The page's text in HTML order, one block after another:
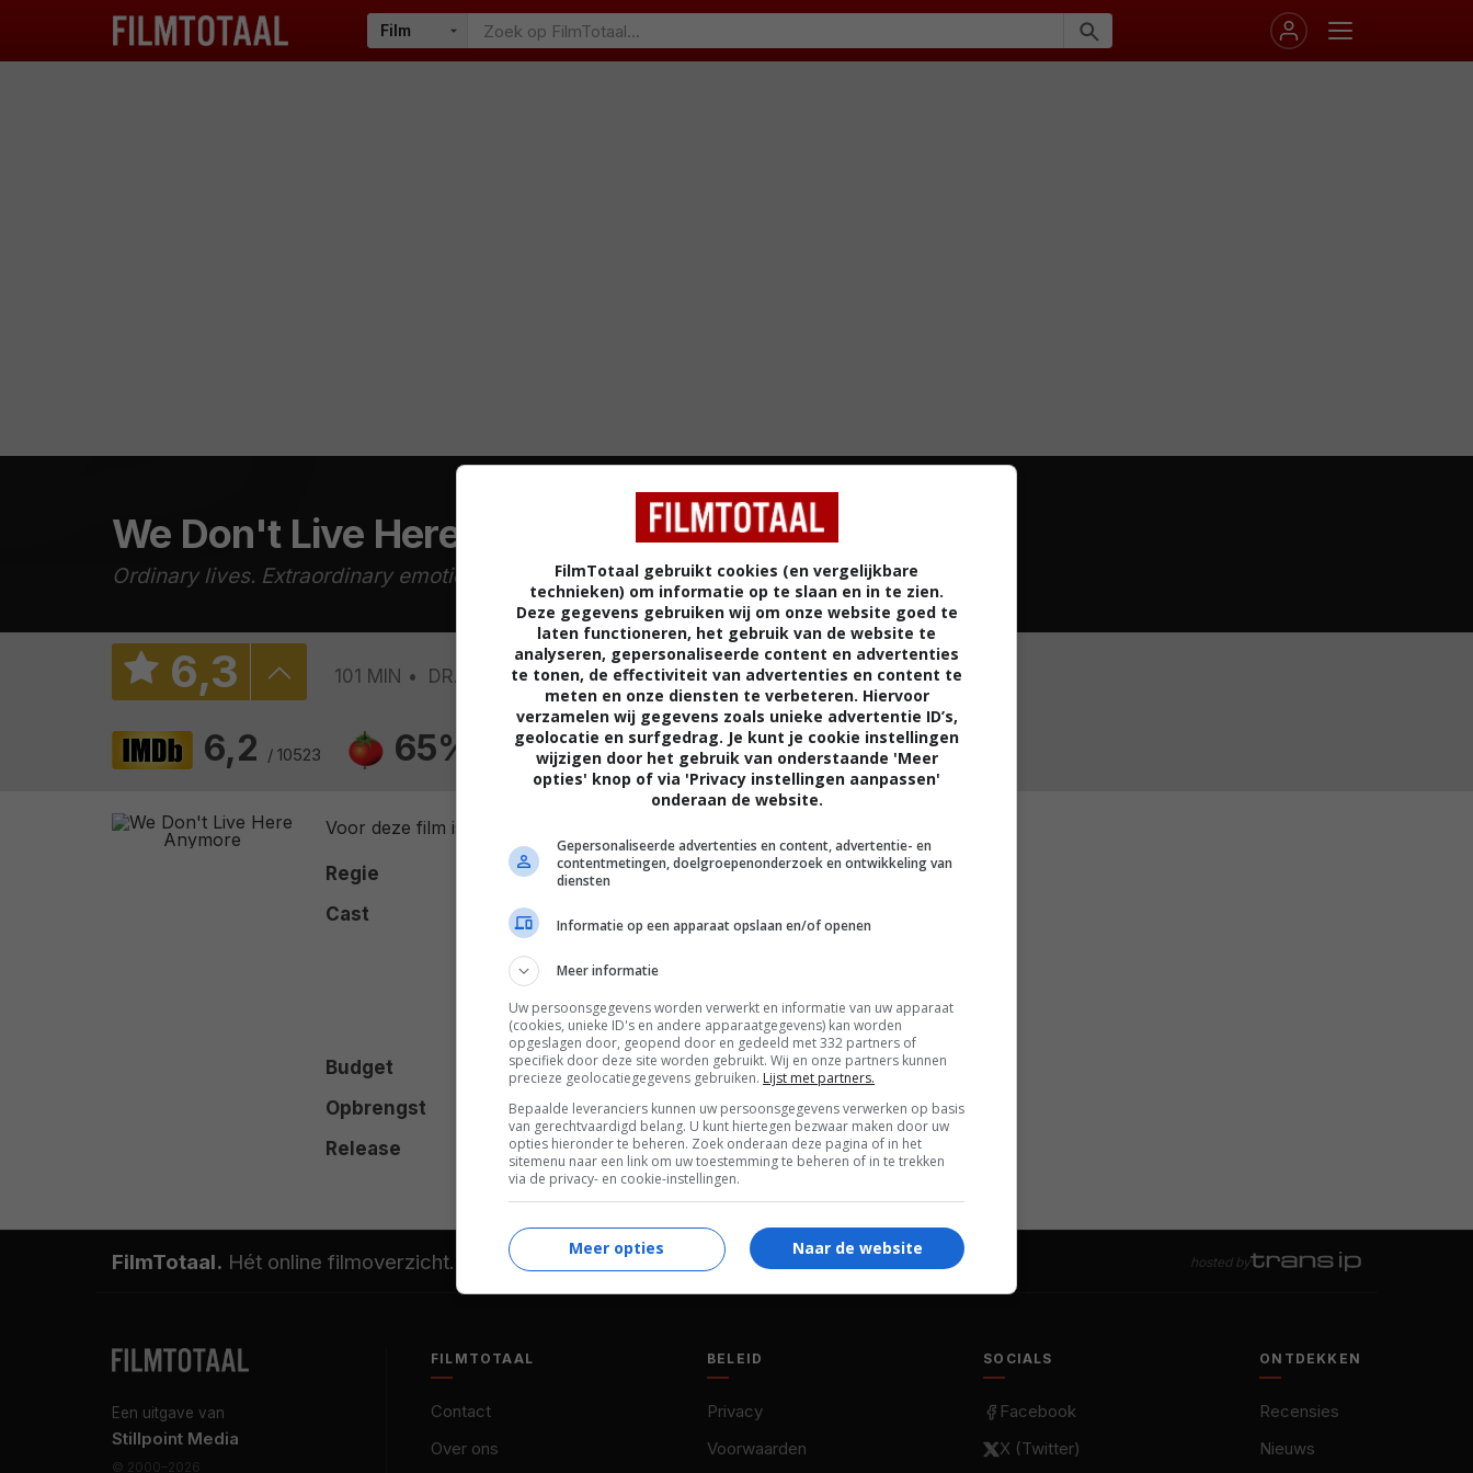
We Don't Live Here Anymore (2004)
Ordinary lives. Extraordinary emotions.
6,3 101 MIN DRAMA ROMANTIEK VERENIGDE STATEN CANADA
6,2 / 10523 65% 3,1/ 110 66/ 37
Voor deze film is helaas nog geen beschrijving beschikbaar.
Regie John Curran.
Cast
Laura Dern Naomi Watts
Charles
Page,Jennifer Bishop
Amber Rothwell,Meg Roe, Jim Francis,
Patrick Earley.
Budget
$ 3.000.000
Opbrengst
$ 2.037.545
Release
20.01.2004
FilmTotaal. Hét online filmoverzicht. hosted by
Een uitgave van
Stillpoint Media
© 2000–2026
FILMTOTAAL
Contact
Over ons
BELEID
Privacy
Voorwaarden
SOCIALS
Facebook
X (Twitter)
ONTDEKKEN
Recensies
Nieuws
FilmTotaal gebruikt cookies (en vergelijkbare
technieken) om informatie op te slaan en in te zien.
Deze gegevens gebruiken wij om onze website goed te
laten functioneren, het gebruik van de website te
analyseren, gepersonaliseerde content en advertenties
te tonen, de effectiviteit van advertenties en content te
meten en onze diensten te verbeteren. Hiervoor
verzamelen wij gegevens zoals unieke advertentie ID’s,
geolocatie en surfgedrag. Je kunt je cookie instellingen
wijzigen door het gebruik van onderstaande 'Meer
opties' knop of via 'Privacy instellingen aanpassen'
onderaan de website.
Gepersonaliseerde advertenties en content, advertentie- en
contentmetingen, doelgroepenonderzoek en ontwikkeling van
diensten
Informatie op een apparaat opslaan en/of openen
Meer informatie
Uw persoonsgegevens worden verwerkt en informatie van uw apparaat
(cookies, unieke ID's en andere apparaatgegevens) kan worden
opgeslagen door, geopend door en gedeeld met 332 partners of
specifiek door deze site worden gebruikt. Wij en onze partners kunnen
precieze geolocatiegegevens gebruiken. Lijst met partners.
Bepaalde leveranciers kunnen uw persoonsgegevens verwerken op basis
van gerechtvaardigd belang. U kunt hiertegen bezwaar maken door uw
opties hieronder te beheren. Zoek onderaan deze pagina of in het
sitemenu naar een link om uw toestemming te beheren of in te trekken
via de privacy- en cookie-instellingen.
Naar de website
Meer opties